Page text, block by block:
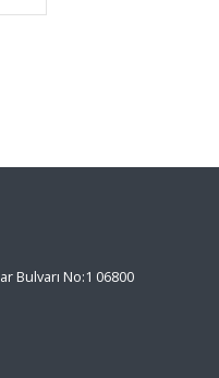
Bulvarı No:1 06800